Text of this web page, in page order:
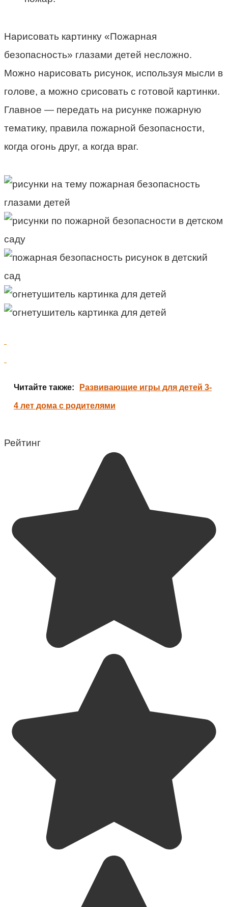
Нарисовать картинку «Пожарная
безопасность» глазами детей несложно.
Можно нарисовать рисунок, используя мысли в
голове, а можно срисовать с готовой картинки.
Главное — передать на рисунке пожарную
тематику, правила пожарной безопасности,
когда огонь друг, а когда враг.
Читайте также: Развивающие игры для детей 3-
4 лет дома с родителями
Рейтинг